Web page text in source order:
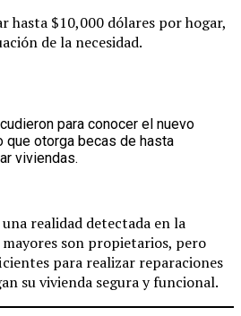
hasta $10,000 dólares por hogar,
de la necesidad.
para conocer el nuevo
que otorga becas de hasta
viviendas.
realidad detectada en la
son propietarios, pero
para realizar reparaciones
su vivienda segura y funcional.